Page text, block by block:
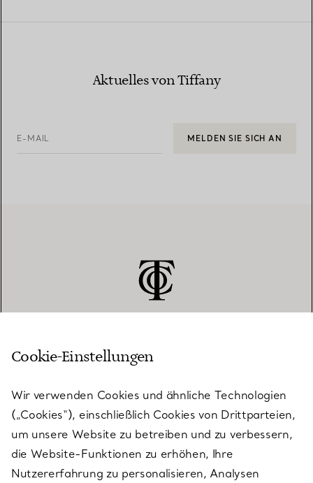
Aktuelles von Tiffany
E-MAIL MELDEN SIE SICH AN
KUNDENSERVICE
SERVICES
ÜBER TIFFANY & CO.
Cookie-Einstellungen
Wir verwenden Cookies und ähnliche Technologien
(„Cookies“), einschließlich Cookies von Drittparteien,
um unsere Website zu betreiben und zu verbessern,
die Website-Funktionen zu erhöhen, Ihre
Nutzererfahrung zu personalisieren, Analysen